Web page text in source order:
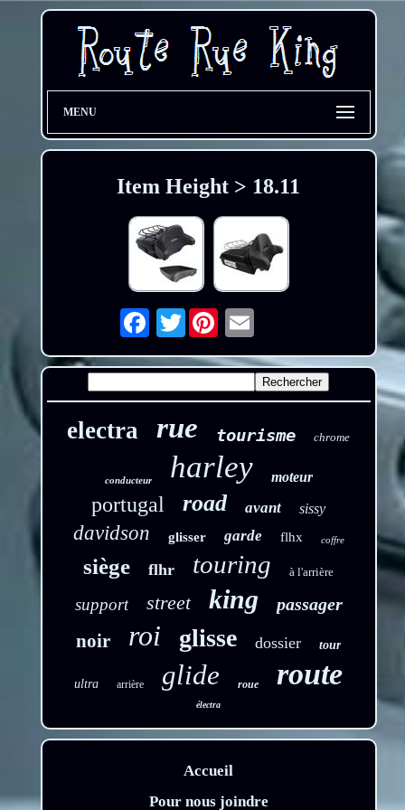
MENU
Item Height > 18.11
Twitter Email
electra rue tourisme chrome
conducteur harley moteur
portugal road avant sissy
davidson glisser garde flhx coffre
siège flhr touring à l'arrière
support street king passager
noir roi glisse dossier tour
ultra arrière glide roue route
électra
Accueil
Pour nous joindre